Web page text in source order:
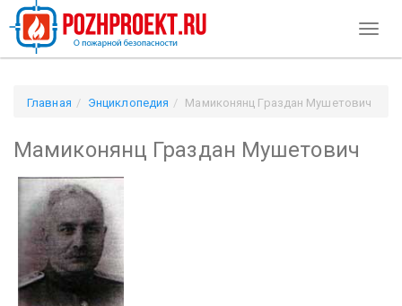
Главная Энциклопедия Мамиконянц Граздан Мушетович
Мамиконянц Граздан Мушетович